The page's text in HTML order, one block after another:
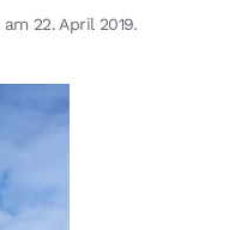
am 22. April 2019.